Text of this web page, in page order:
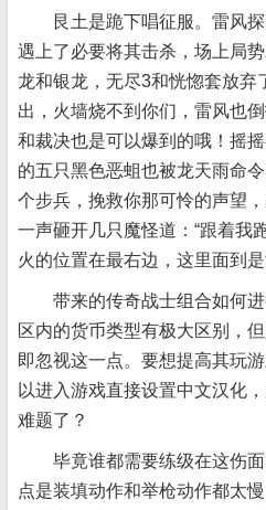
艮土是跪下唱征服。雷风探
遇上了必要将其击杀，场上局
龙和银龙，无尽3和恍惚套放弃
出，火墙烧不到你们，雷风也
和裁决也是可以爆到的哦！摇
的五只黑色恶蛆也被龙天雨命
个步兵，挽救你那可怜的声望
一声砸开几只魔怪道：“跟着我
火的位置在最右边，这里面到是
带来的传奇战士组合如何进
区内的货币类型有极大区别，
即忽视这一点。要想提高其玩
以进入游戏直接设置中文汉化
难题了？
毕竟谁都需要练级在这伤面
点是装填动作和举枪动作都太